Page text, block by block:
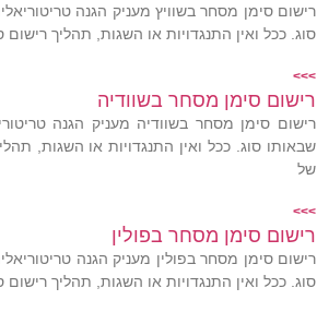
רישום סימן מסחר בשוויץ מעניק הגנה
סוג. ככל ואין התנגדויות או השגות, תהליך
>>>
רישום סימן מסחר בשוודיה
רישום סימן מסחר בשוודיה מעניק הגנה
שבאותו סוג. ככל ואין התנגדויות או השגות,
של
>>>
רישום סימן מסחר בפולין
רישום סימן מסחר בפולין מעניק הגנה
סוג. ככל ואין התנגדויות או השגות, תהליך